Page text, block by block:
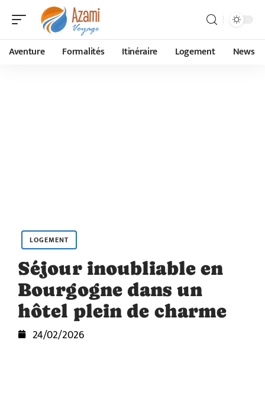
Aventure Formalités Itinéraire Logement News
LOGEMENT
Séjour inoubliable en
Bourgogne dans un
hôtel plein de charme
24/02/2026